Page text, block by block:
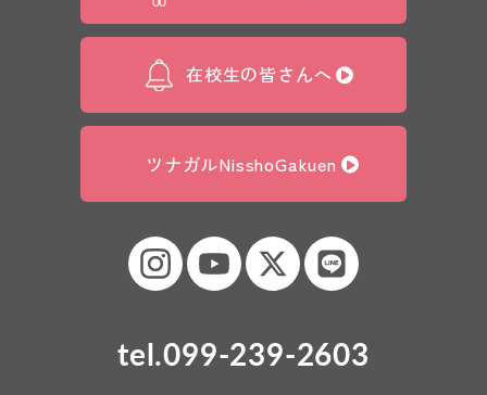
在校生の皆さんへ
ツナガルNisshoGakuen
tel.099-239-2603